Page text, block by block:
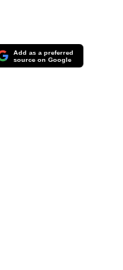
Add as a preferred
source on Google